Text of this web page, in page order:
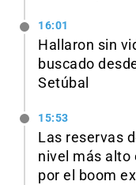
16:01
Hallaron sin
buscado
Setúbal
15:53
Las reservas
nivel más alto
por el boom